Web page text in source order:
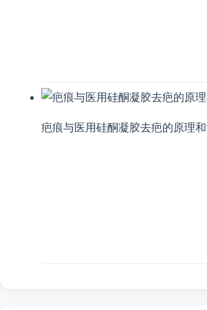
疤痕与医用硅酮凝胶去疤的原理